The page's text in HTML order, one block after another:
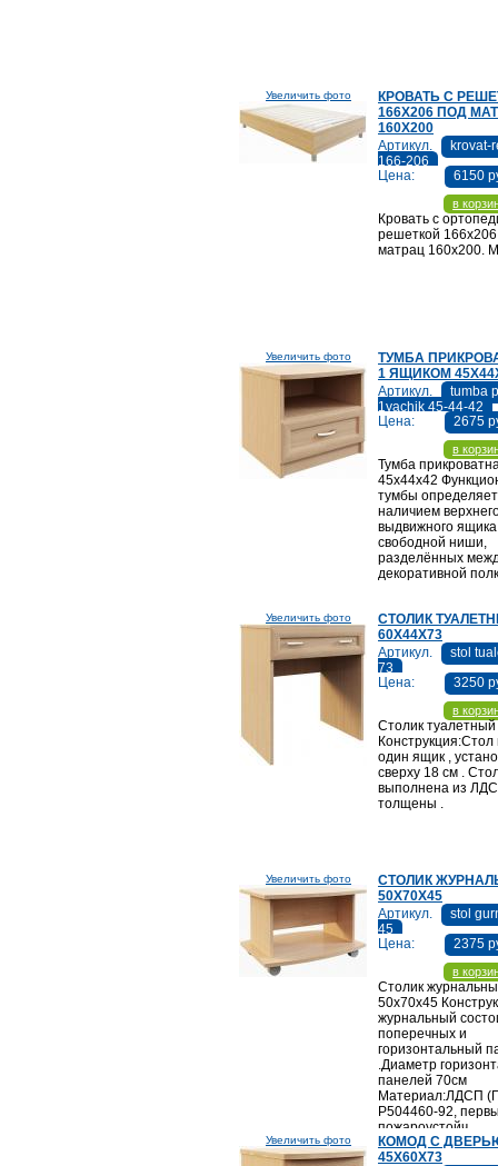
Увеличить фото
КРОВАТЬ С
166Х206 ПОД
160Х200
Артикул.
krovat-
166-206
Цена:
6150
в
Кровать с
решеткой
матрац 160х200.
Увеличить фото
ТУМБА
1 ЯЩИКОМ
Артикул.
tumba
1yachik 45-44-42
Цена:
2675
в
Тумба
45х44x42
тумбы
наличием
выдвижного
свободной ниши,
разделённых
декоративной
Увеличить фото
СТОЛИК
60Х44Х73
Артикул.
stol
73
Цена:
3250
в
Столик
один ящик ,
сверху 18 см .
выполнена из
толщены .
Увеличить фото
СТОЛИК
50Х70Х45
Артикул.
stol
45
Цена:
2375
в
Столик
50х70х45
журнальный
поперечных и
горизонтальный
.Диаметр
панелей 70см
Материал:ЛДСП
Р504460-92,
пожароустойч
Увеличить фото
КОМОД С
45Х60Х73